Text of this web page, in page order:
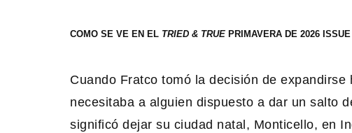
COMO SE VE EN EL PRIMAVERA DE 2026
Cuando Fratco tomó la decisión de
necesitaba a alguien dispuesto a dar un salto
significó dejar su ciudad natal, Monticello, en